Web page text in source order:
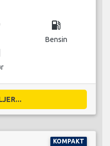
local_gas_station
Bensin
KOMPAKT